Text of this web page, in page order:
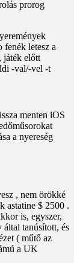
prorog
fenék letesz a
játék előtt
-val/-vel -t
menten iOS
a nyereség
, nem örökké
astatine $ 2500 .
is, egyszer,
által tanúsított, és
( műtő az
a UK